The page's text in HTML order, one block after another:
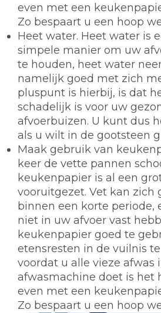
even met een
Zo bespaart u een hoop
Heet water. Heet water is
simpele manier om uw
te houden, heet water
namelijk goed met zich
pluspunt is hierbij, is dat
schadelijk is voor uw
afvoerbuizen. U kunt dus
als u wilt in de gootsteen
Maak gebruik van
keer de vette pannen
keukenpapier is al een
vooruitgezet. Vet kan zich
binnen een korte periode,
niet in uw afvoer vast
keukenpapier goed te
etensresten in de vuilnis
voordat u alle vieze afwas
afwasmachine doet is het
even met een
Zo bespaart u een hoop